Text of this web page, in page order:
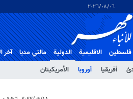
٠٦‏/٠٨‏/٢٠٢٦
فلسطین الاقلیمیة
الدولية
أفريقيا أوروبا الأمريكيتان
مالتي مدیا آخر